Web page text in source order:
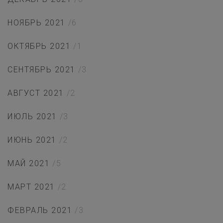
НОЯБРЬ 2021 /6
ОКТЯБРЬ 2021 /1
СЕНТЯБРЬ 2021 /3
АВГУСТ 2021 /2
ИЮЛЬ 2021 /3
ИЮНЬ 2021 /2
МАЙ 2021 /5
МАРТ 2021 /2
ФЕВРАЛЬ 2021 /3